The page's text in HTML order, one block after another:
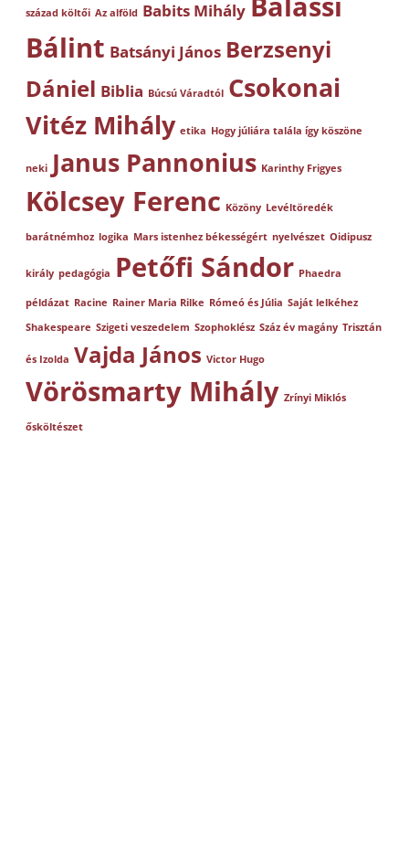
század költői Az alföld Babits Mihály
Bálint Batsányi János Berzsenyi
Dániel Biblia Búcsú Váradtól Csokonai
Vitéz Mihály etika Hogy júliára talála így köszöne
neki Janus Pannonius Karinthy Frigyes
Kölcsey Ferenc Közöny Levéltöredék
barátnémhoz logika Mars istenhez békességért nyelvészet Oidipusz
király pedagógia Petőfi Sándor Phaedra
példázat Racine Rainer Maria Rilke Rómeó és Júlia Saját lelkéhez
Shakespeare Szigeti veszedelem Szophoklész Száz év magány Trisztán
és Izolda Vajda János Victor Hugo
Vörösmarty Mihály Zrínyi Miklós
ősköltészet